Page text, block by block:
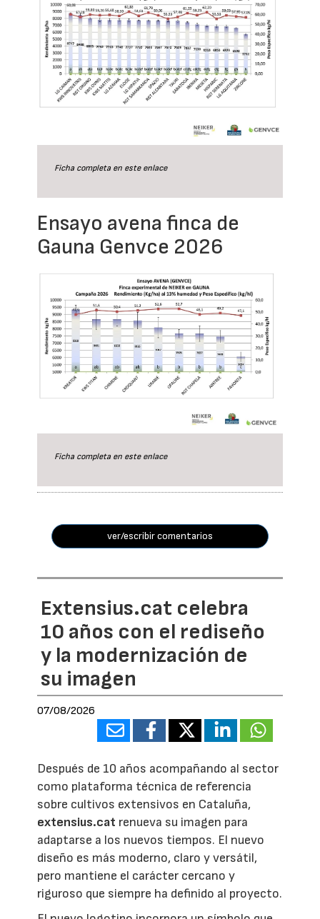
Ficha completa en este enlace
Ensayo avena finca de
Gauna Genvce 2026
Ficha completa en este enlace
ver/escribir comentarios
Extensius.cat celebra
10 años con el rediseño
y la modernización de
su imagen
07/08/2026
Después de 10 años acompañando al sector
como plataforma técnica de referencia
sobre cultivos extensivos en Cataluña,
extensius.cat renueva su imagen para
adaptarse a los nuevos tiempos. El nuevo
diseño es más moderno, claro y versátil,
pero mantiene el carácter cercano y
riguroso que siempre ha definido al proyecto.